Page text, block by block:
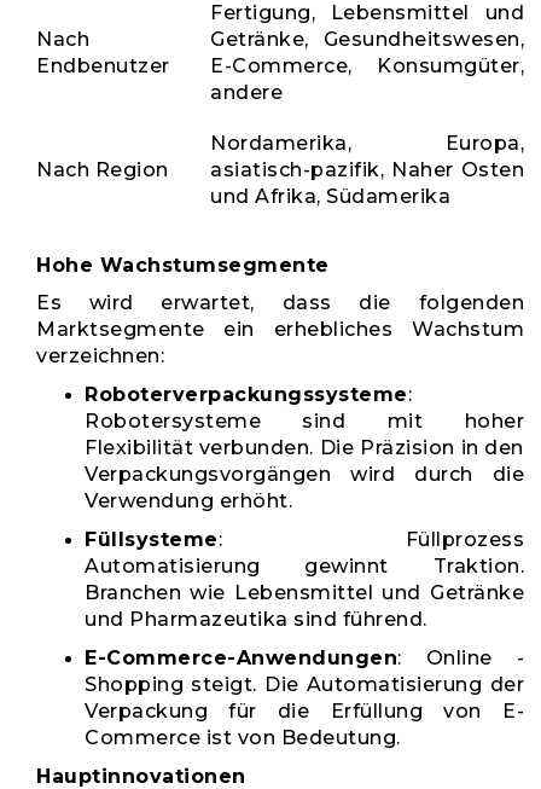
Nach
Endbenutzer
Fertigung, Lebensmittel und
Getränke, Gesundheitswesen,
E-Commerce, Konsumgüter,
andere
Nach Region
Nordamerika, Europa,
asiatisch-pazifik, Naher Osten
und Afrika, Südamerika
Hohe Wachstumsegmente
Es wird erwartet, dass die folgenden
Marktsegmente ein erhebliches Wachstum
verzeichnen:
Roboterverpackungssysteme:
Robotersysteme sind mit hoher
Flexibilität verbunden. Die Präzision in den
Verpackungsvorgängen wird durch die
Verwendung erhöht.
Füllsysteme: Füllprozess
Automatisierung gewinnt Traktion.
Branchen wie Lebensmittel und Getränke
und Pharmazeutika sind führend.
E-Commerce-Anwendungen: Online -
Shopping steigt. Die Automatisierung der
Verpackung für die Erfüllung von E-
Commerce ist von Bedeutung.
Hauptinnovationen